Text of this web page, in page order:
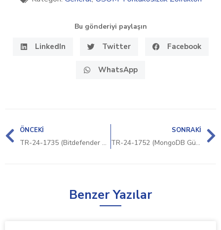
Bu gönderiyi paylaşın
LinkedIn Twitter Facebook
WhatsApp
ÖNCEKI
TR-24-1735 (Bitdefender Güvenlik Bildirimi)
SONRAKI
TR-24-1752 (MongoDB Güvenlik Bildirimi)
Benzer Yazılar